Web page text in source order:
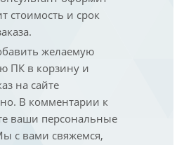
стоимость и срок
желаемую
ПК в корзину и
на сайте
В комментарии к
ваши персональные
с вами свяжемся,